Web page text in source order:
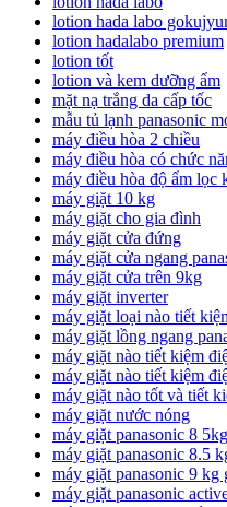
lotion hada labo
lotion hadalabo premium
lotion tốt
lotion và kem dưỡng ẩm
mặt nạ trắng da cấp tốc
mẫu tủ lạnh panasonic
máy điều hòa 2 chiều
máy điều hòa có chức
máy điều hòa độ ẩm lọc
máy giặt 10 kg
máy giặt cho gia đình
máy giặt cửa đứng
máy giặt cửa ngang
máy giặt cửa trên 9kg
máy giặt inverter
máy giặt loại nào tiết
máy giặt lồng ngang
máy giặt nào tiết kiệm
máy giặt nào tiết kiệm
máy giặt nào tốt và tiết
máy giặt nước nóng
máy giặt panasonic 8
máy giặt panasonic 8.5
máy giặt panasonic 9 kg
máy giặt panasonic